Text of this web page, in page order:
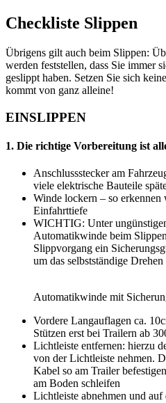
Checkliste Slippen
Übrigens gilt auch beim Slippen:
werden feststellen, dass Sie immer
geslippt haben. Setzen Sie sich
kommt von ganz alleine!
EINSLIPPEN
1. Die richtige Vorbereitung ist
Anschlussstecker am
viele elektrische Bauteile
Winde lockern – so erkennen
Einfahrttiefe
WICHTIG: Unter
Automatikwinde beim
Slippvorgang ein
um das selbstständige
Automatikwinde mit
Vordere Langauflagen ca.
Stützen erst bei Trailern ab
Lichtleiste entfernen: hierzu
von der Lichtleiste nehmen.
Kabel so am Trailer
am Boden schleifen
Lichtleiste abnehmen und auf